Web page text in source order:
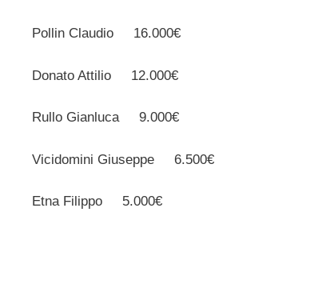
Pollin Claudio 16.000€
Donato Attilio 12.000€
Rullo Gianluca 9.000€
Vicidomini Giuseppe 6.500€
Etna Filippo 5.000€